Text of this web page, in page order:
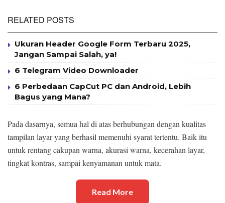
RELATED POSTS
Ukuran Header Google Form Terbaru 2025,
Jangan Sampai Salah, ya!
6 Telegram Video Downloader
6 Perbedaan CapCut PC dan Android, Lebih
Bagus yang Mana?
Pada dasarnya, semua hal di atas berhubungan dengan kualitas
tampilan layar yang berhasil memenuhi syarat tertentu. Baik itu
untuk rentang cakupan warna, akurasi warna, kecerahan layar,
tingkat kontras, sampai kenyamanan untuk mata.
Read More